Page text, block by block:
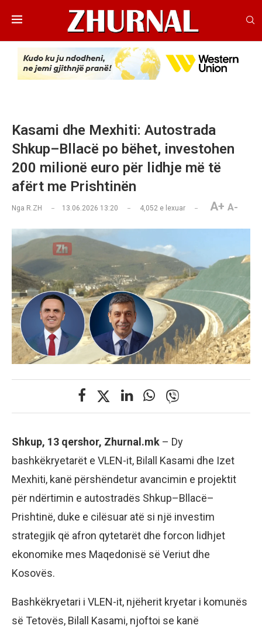
Kasami dhe Mexhiti: Autostrada
Shkup–Bllacë po bëhet, investohen
200 milionë euro për lidhje më të
afërt me Prishtinën
Nga R.ZH 13.06.2026 13:20 4,052 e lexuar A+ A-
Shkup, 13 qershor, Zhurnal.mk – Dy
bashkëkryetarët e VLEN-it, Bilall Kasami dhe Izet
Mexhiti, kanë përshëndetur avancimin e projektit
për ndërtimin e autostradës Shkup–Bllacë–
Prishtinë, duke e cilësuar atë si një investim
strategjik që afron qytetarët dhe forcon lidhjet
ekonomike mes Maqedonisë së Veriut dhe
Kosovës.
Bashkëkryetari i VLEN-it, njëherit kryetar i komunës
së Tetovës, Bilall Kasami, njoftoi se kanë